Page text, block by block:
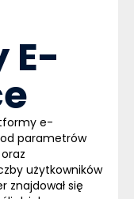
E-
e-
parametrów
użytkowników
znajdował się